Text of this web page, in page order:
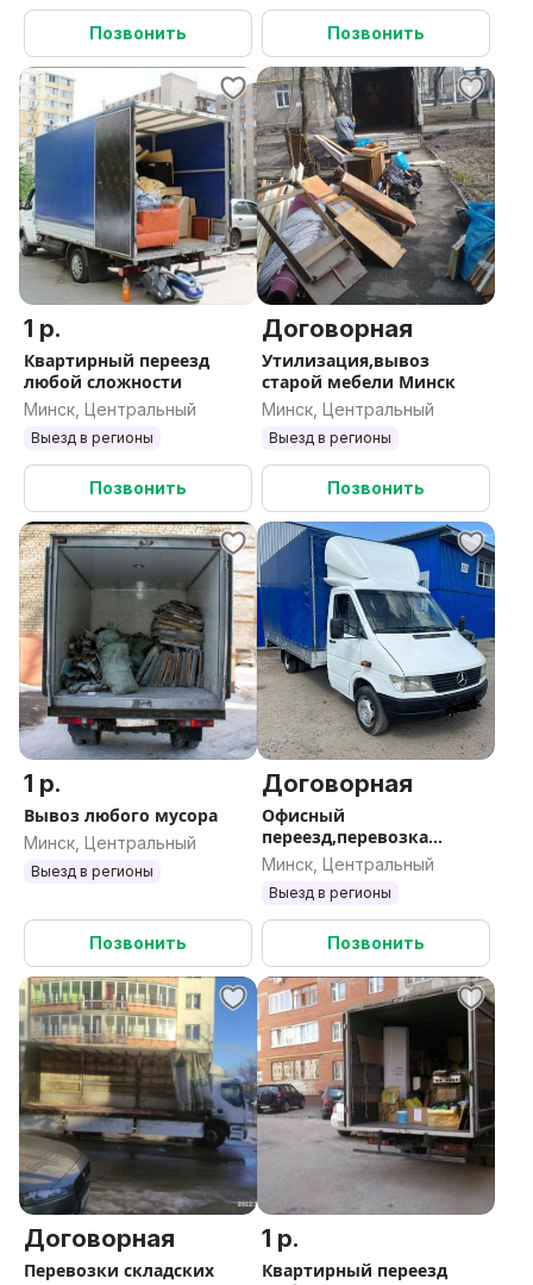
Позвонить Позвонить
1 р.
Квартирный переезд
любой сложности
Минск, Центральный
Выезд в регионы
Позвонить
Договорная
Утилизация,вывоз
старой мебели Минск
Минск, Центральный
Выезд в регионы
Позвонить
1 р.
Вывоз любого мусора
Минск, Центральный
Выезд в регионы
Позвонить
Договорная
Офисный
переезд,перевозка
мебели Минск
Минск, Центральный
Выезд в регионы
Позвонить
Договорная
Перевозки складских
1 р.
Квартирный переезд